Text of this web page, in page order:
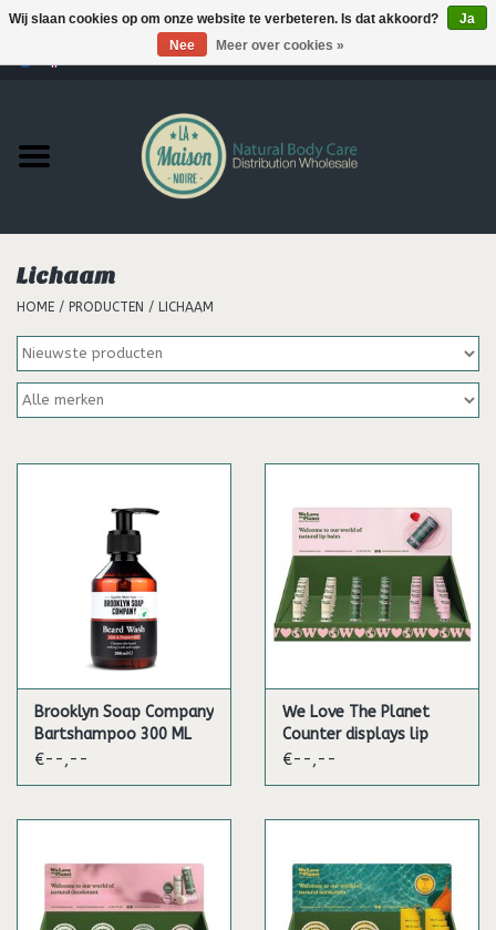
Producten
MERKEN
Hair
Nieuws
Lichaam
HOME / PRODUCTEN / LICHAAM
Brooklyn Soap Company
Bartshampoo 300 ML
€--,--
We Love The Planet
Counter displays lip
balms
€--,--
Wij slaan cookies op om onze website te verbeteren. Is dat akkoord?
Ja
Nee
Meer over cookies »